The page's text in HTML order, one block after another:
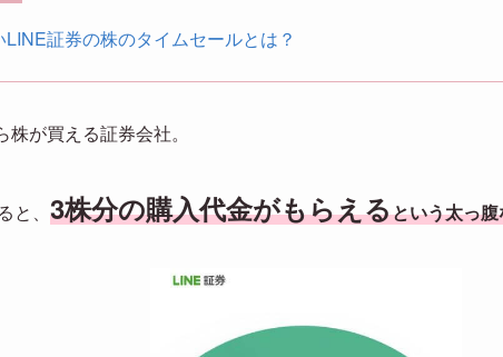
証券の株のタイムセールとは？
が買える証券会社。
、 3株分の購入代金がもらえるという太っ